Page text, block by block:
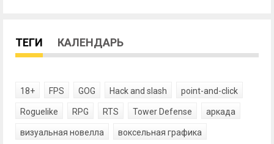
ТЕГИ КАЛЕНДАРЬ
18+ FPS GOG Hack and slash point-and-click
Roguelike RPG RTS Tower Defense аркада
визуальная новелла воксельная графика